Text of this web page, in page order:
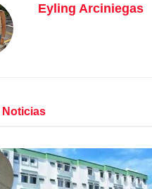
Eyling Arciniegas
Noticias